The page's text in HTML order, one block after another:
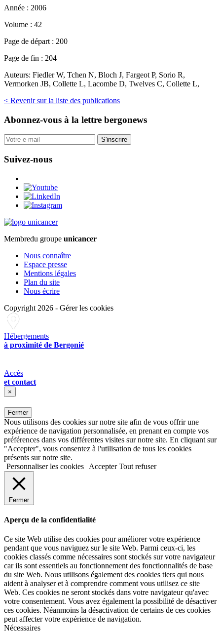
Année : 2006
Volume : 42
Page de départ : 200
Page de fin : 204
Auteurs: Fiedler W, Tchen N, Bloch J, Fargeot P, Sorio R,
Vermorken JB, Collette L, Lacombe D, Twelves C, Collette L,
< Revenir sur la liste des publications
Abonnez-vous à la lettre bergonews
S'inscrire
Suivez-nous
Membredu groupe unicancer
Nous connaître
Espace presse
Mentions légales
Plan du site
Nous écrire
Copyright 2026 - Gérer les cookies
Hébergements
à proximité de Bergonié
Accès
et contact
×
Fermer
Nous utilisons des cookies sur notre site afin de vous offrir une
expérience de navigation personnalisée, en prenant en compte vos
préférences dans vos différentes visites sur notre site. En cliquant sur
"Accepter", vous consentez à l'utilisation de tous les cookies
présents sur notre site.
Personnaliser les cookies
Accepter Tout refuser
Fermer
Aperçu de la confidentialité
Ce site Web utilise des cookies pour améliorer votre expérience
pendant que vous naviguez sur le site Web. Parmi ceux-ci, les
cookies classés comme nécessaires sont stockés sur votre navigateur
car ils sont essentiels au fonctionnement des fonctionnalités de base
du site Web. Nous utilisons également des cookies tiers qui nous
aident à analyser et à comprendre comment vous utilisez ce site
Web. Ces cookies ne seront stockés dans votre navigateur qu'avec
votre consentement. Vous avez également la possibilité de désactiver
ces cookies. Néanmoins la désactivation de certains de ces cookies
peut affecter votre expérience de navigation.
Nécessaires